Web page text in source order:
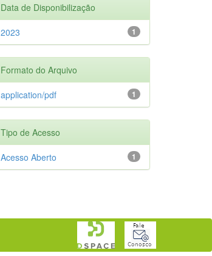
Data de Disponibilização
1
2023
Formato do Arquivo
1
application/pdf
Tipo de Acesso
1
Acesso Aberto